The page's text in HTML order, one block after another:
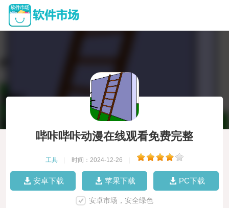
哔咔哔咔动漫在线观看免费完整
工具 时间：2024-12-26
安卓下载 苹果下载 PC下载
安卓市场，安全绿色